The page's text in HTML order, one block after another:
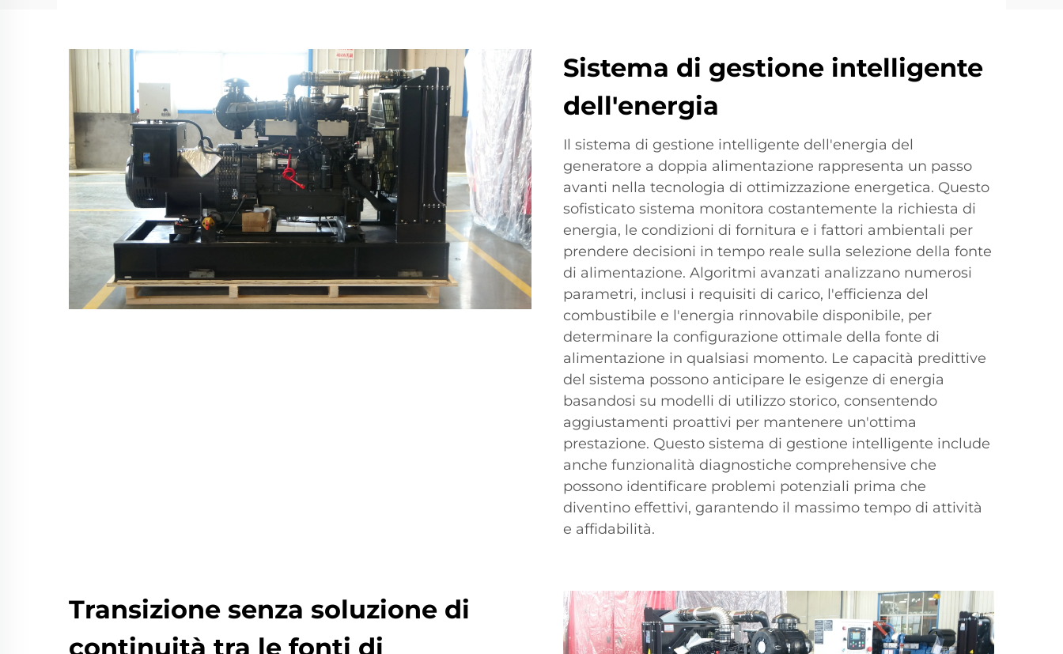
Sistema di gestione intelligente
dell'energia
Il sistema di gestione intelligente dell'energia del
generatore a doppia alimentazione rappresenta un passo
avanti nella tecnologia di ottimizzazione energetica. Questo
sofisticato sistema monitora costantemente la richiesta di
energia, le condizioni di fornitura e i fattori ambientali per
prendere decisioni in tempo reale sulla selezione della fonte
di alimentazione. Algoritmi avanzati analizzano numerosi
parametri, inclusi i requisiti di carico, l'efficienza del
combustibile e l'energia rinnovabile disponibile, per
determinare la configurazione ottimale della fonte di
alimentazione in qualsiasi momento. Le capacità predittive
del sistema possono anticipare le esigenze di energia
basandosi su modelli di utilizzo storico, consentendo
aggiustamenti proattivi per mantenere un'ottima
prestazione. Questo sistema di gestione intelligente include
anche funzionalità diagnostiche comprehensive che
possono identificare problemi potenziali prima che
diventino effettivi, garantendo il massimo tempo di attività
e affidabilità.
Transizione senza soluzione di
continuità tra le fonti di